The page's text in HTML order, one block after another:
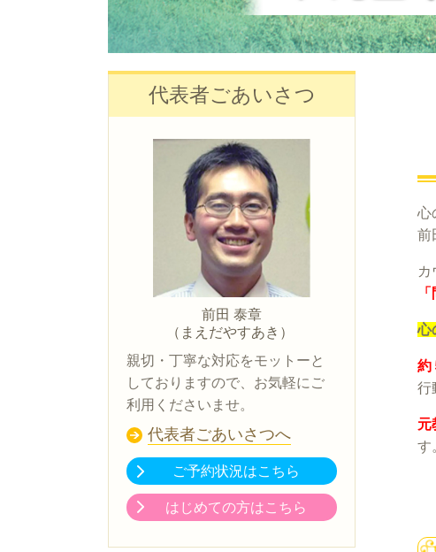
心
前
カ
心
約
行
元
す
代表者ごあいさつ
前田 泰章
（まえだやすあき）
親切・丁寧な対応をモットーと
しておりますので、お気軽にご
利用くださいませ。
代表者ごあいさつへ
ご予約状況はこちら
はじめての方はこちら